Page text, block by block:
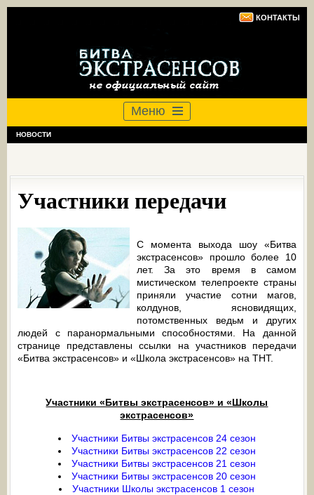
КОНТАКТЫ
Меню
НОВОСТИ
Участники передачи
С момента выхода шоу «Битва
экстрасенсов» прошло более 10
лет. За это время в самом
мистическом телепроекте страны
приняли участие сотни магов,
колдунов, ясновидящих,
потомственных ведьм и других
людей с паранормальными способностями. На данной
странице представлены ссылки на участников передачи
«Битва экстрасенсов» и «Школа экстрасенсов» на ТНТ.
Участники «Битвы экстрасенсов» и «Школы
экстрасенсов»
Участники Битвы экстрасенсов 24 сезон
Участники Битвы экстрасенсов 22 сезон
Участники Битвы экстрасенсов 21 сезон
Участники Битвы экстрасенсов 20 сезон
Участники Школы экстрасенсов 1 сезон